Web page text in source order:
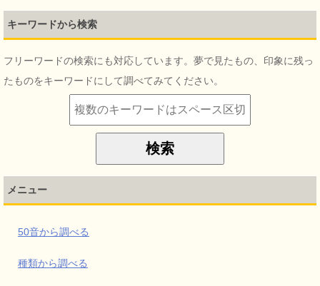
キーワードから検索
フリーワードの検索にも対応しています。夢で見たもの、印象に残っ
たものをキーワードにして調べてみてください。
メニュー
50音から調べる
種類から調べる